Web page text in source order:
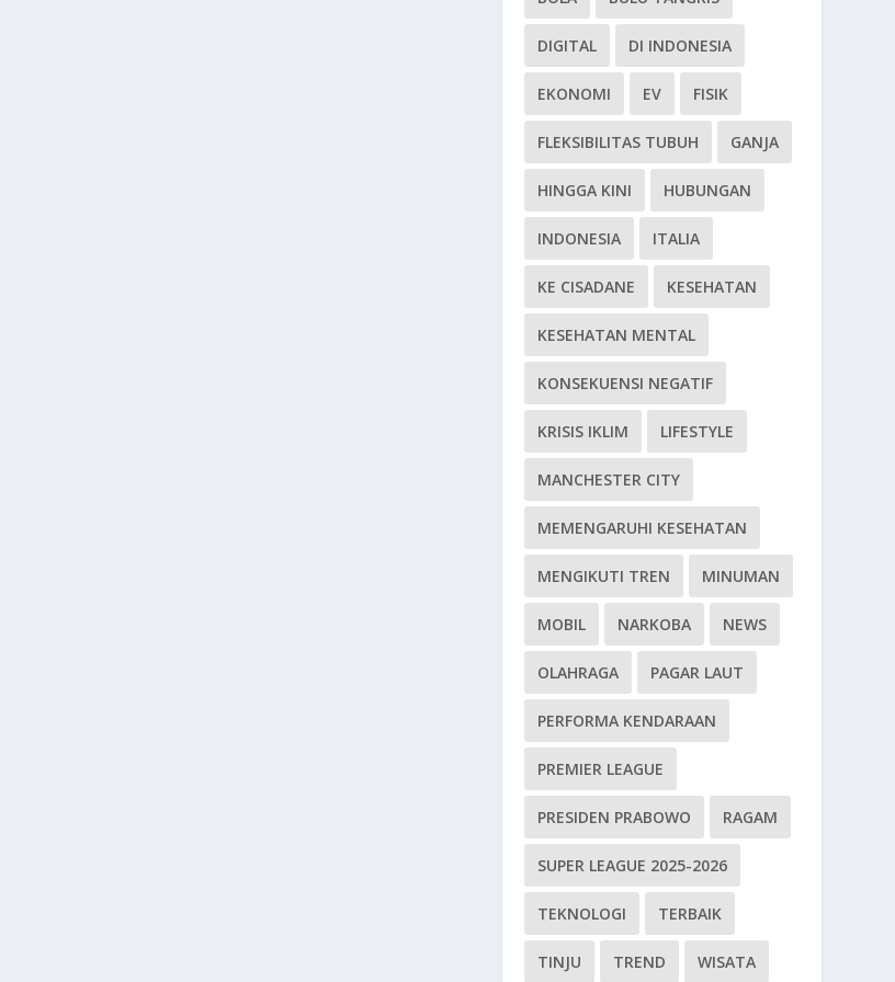
DIGITAL DI INDONESIA
EKONOMI EV FISIK
FLEKSIBILITAS TUBUH GANJA
HINGGA KINI HUBUNGAN
INDONESIA ITALIA
KE CISADANE KESEHATAN
KESEHATAN MENTAL
KONSEKUENSI NEGATIF
KRISIS IKLIM LIFESTYLE
MANCHESTER CITY
MEMENGARUHI KESEHATAN
MENGIKUTI TREN MINUMAN
MOBIL NARKOBA NEWS
OLAHRAGA PAGAR LAUT
PERFORMA KENDARAAN
PREMIER LEAGUE
PRESIDEN PRABOWO RAGAM
SUPER LEAGUE 2025-2026
TEKNOLOGI TERBAIK
TINJU TREND WISATA